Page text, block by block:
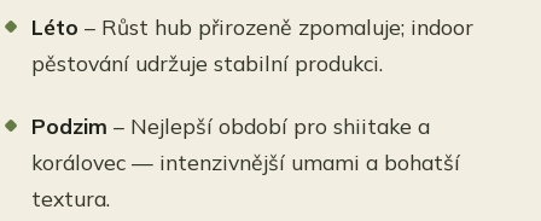
Léto – Růst hub přirozeně zpomaluje; indoor
pěstování udržuje stabilní produkci.
Podzim – Nejlepší období pro shiitake a
korálovec — intenzivnější umami a bohatší
textura.